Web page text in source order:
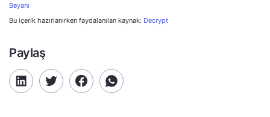
Beyanı
Bu içerik hazırlanırken faydalanılan kaynak: Decrypt
Paylaş